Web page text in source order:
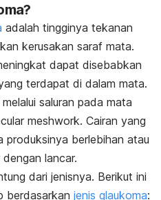
adalah tingginya tekanan
kerusakan saraf mata.
dapat disebabkan
terdapat di dalam mata.
saluran pada mata
meshwork. Cairan yang
produksinya berlebihan atau
lancar.
dari jenisnya. Berikut ini
berdasarkan jenis glaukoma: